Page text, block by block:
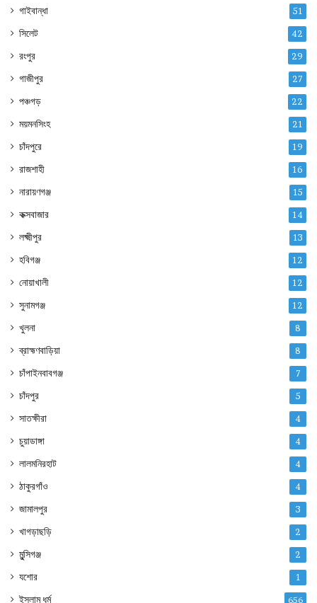
গাইবান্ধা 51
সিলেট 42
রংপুর 29
গাজীপুর 27
পঞ্চগড় 22
ময়মনসিংহ 21
চাঁদপুরে 19
রাজশাহী 16
নারায়ণগঞ্জ 15
কক্সবাজার 14
লক্ষ্মীপুর 13
হবিগঞ্জ 12
নোয়াখালী 12
সুনামগঞ্জ 12
খুলনা 8
ব্রাহ্মণবাড়িয়া 8
চাঁপাইনবাবগঞ্জ 7
চাঁদপুর 5
সাতক্ষীরা 4
চুয়াডাঙ্গা 4
লালমনিরহাট 4
ঠাকুরগাঁও 4
জামালপুর 3
খাগড়াছড়ি 2
মুন্সিগঞ্জ 2
যশোর 1
ইসলাম ধর্ম 656